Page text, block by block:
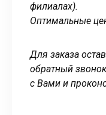
филиалах).
Оптимальные
Для заказа
обратный
с Вами и